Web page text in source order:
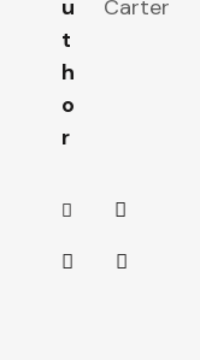
u
t
h
o
r
Carter